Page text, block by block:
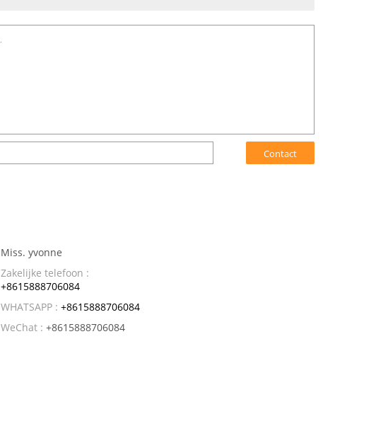
Contact
Miss. yvonne
Zakelijke telefoon :
+8615888706084
WHATSAPP : +8615888706084
WeChat : +8615888706084